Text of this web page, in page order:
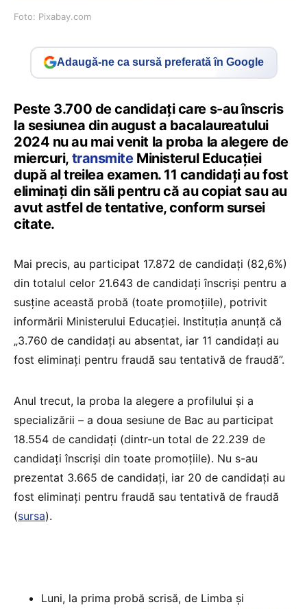
Foto: Pixabay.com
Adaugă-ne ca sursă preferată în Google
Peste 3.700 de candidați care s-au înscris
la sesiunea din august a bacalaureatului
2024 nu au mai venit la proba la alegere de
miercuri, transmiteMinisterul Educației
după al treilea examen. 11 candidați au fost
eliminați din săli pentru că au copiat sau au
avut astfel de tentative, conform sursei
citate.
Mai precis, au participat 17.872 de candidați (82,6%)
din totalul celor 21.643 de candidați înscriși pentru a
susține această probă (toate promoțiile), potrivit
informării Ministerului Educației. Instituția anunță că
„3.760 de candidați au absentat, iar 11 candidați au
fost eliminați pentru fraudă sau tentativă de fraudă”.
Anul trecut, la proba la alegere a profilului și a
specializării – a doua sesiune de Bac au participat
18.554 de candidați (dintr-un total de 22.239 de
candidați înscriși din toate promoțiile). Nu s-au
prezentat 3.665 de candidați, iar 20 de candidați au
fost eliminați pentru fraudă sau tentativă de fraudă
(sursa).
Luni, la prima probă scrisă, de Limba și